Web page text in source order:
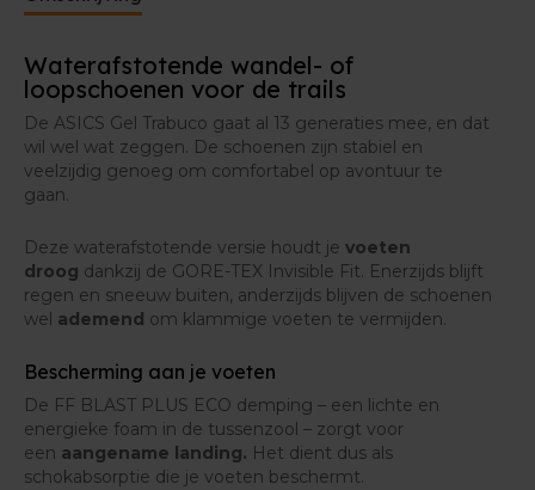
verschillende soorten ondergrond.
Wat is er nieuw ten opzichte van zijn voorgangers?
Deze 13e versie van de ASICS Gel Trabuco kent veel
veranderingen, in de goede zin weliswaar. Vooral de
basis van de schoen is een stuk steviger. Dat komt
onder andere door eenversterkt bovenwerk
op plekken waar veel wrijving ontstaat.
De FF Blast+ demping werd gemaakt uit zo’n 24%
biobased materiaal. Dezelfde zachte demping, maar
dan in eenecologisch jasje.
schoenen dringt. Ideaal voor lopen en wandelen op
trailpaden in het bos.
Waterafstotende wandel- of
loopschoenen voor de trails
De ASICS Gel Trabuco gaat al 13 generaties mee, en dat
wil wel wat zeggen. De schoenen zijn stabiel en
veelzijdig genoeg om comfortabel op avontuur te
gaan.
Deze waterafstotende versie houdt je voeten
droog dankzij de GORE-TEX Invisible Fit. Enerzijds blijft
regen en sneeuw buiten, anderzijds blijven de schoenen
wel ademend om klammige voeten te vermijden.
Bescherming aan je voeten
De FF BLAST PLUS ECO demping – een lichte en
energieke foam in de tussenzool – zorgt voor
een aangename landing. Het dient dus als
schokabsorptie die je voeten beschermt.